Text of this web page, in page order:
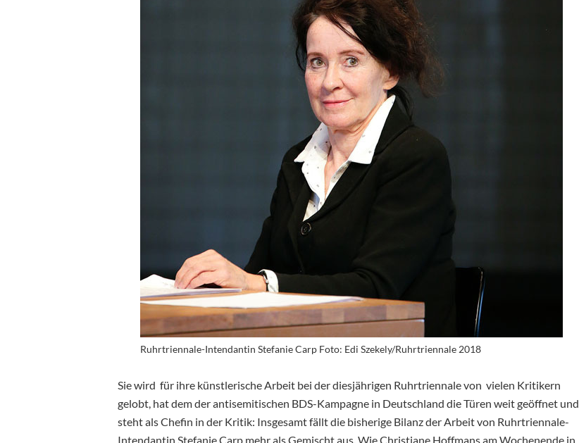
Ruhrtriennale-Intendantin Stefanie Carp Foto: Edi Szekely/Ruhrtriennale 2018
Sie wird für ihre künstlerische Arbeit bei der diesjährigen Ruhrtriennale von vielen Kritikern
gelobt, hat dem der antisemitischen BDS-Kampagne in Deutschland die Türen weit geöffnet und
steht als Chefin in der Kritik: Insgesamt fällt die bisherige Bilanz der Arbeit von Ruhrtriennale-
Intendantin Stefanie Carp mehr als Gemischt aus. Wie Christiane Hoffmans am Wochenende in